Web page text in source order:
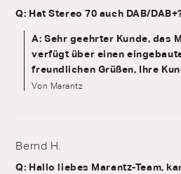
Q: Hat Stereo 70 auch DAB/
A: Sehr geehrter Kunde, das
verfügt über einen
freundlichen Grüßen, Ihre
Von Marantz
Bernd H.
Q: Hallo liebes Marantz-Team,